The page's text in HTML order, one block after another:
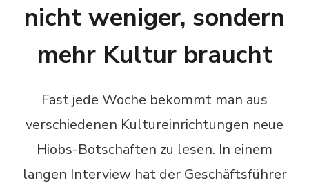
nicht weniger, sondern
mehr Kultur braucht
Fast jede Woche bekommt man aus
verschiedenen Kultureinrichtungen neue
Hiobs-Botschaften zu lesen. In einem
langen Interview hat der Geschäftsführer